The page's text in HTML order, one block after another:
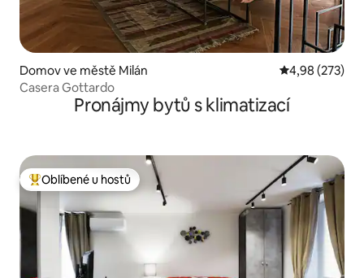
Domov ve městě Milán Průměrné
4,98 (273)
Casera Gottardo
Pronájmy bytů s klimatizací
Nejlepší v kategorii Oblíbené u hostů
Oblíbené u hostů